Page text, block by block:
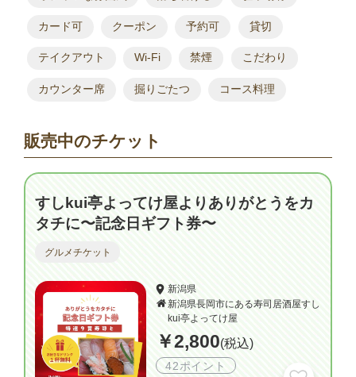
カード可 クーポン 予約可 貸切
テイクアウト Wi-Fi 禁煙 こだわり
カウンター席 掘りごたつ コース料理
販売中のチケット
すしkui亭よってけ屋よりありがとうをカ
タチに〜記念日ギフト券〜
グルメチケット
新潟県
新潟県長岡市にある寿司居酒屋すし
kui亭よってけ屋
￥2,800(税込)
42ポイント